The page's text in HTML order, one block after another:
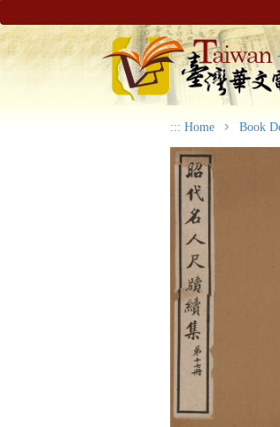
::: Home Book